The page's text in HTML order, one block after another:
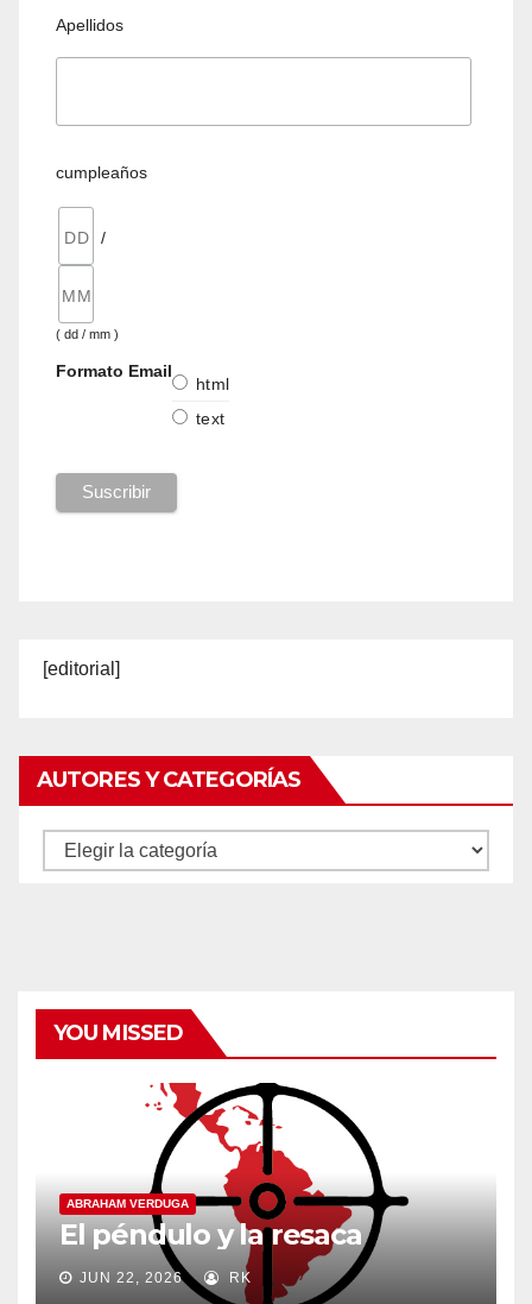
Apellidos
cumpleaños
/
( dd / mm )
Formato Email
html
text
[editorial]
AUTORES Y CATEGORÍAS
Autores
YOU MISSED
ABRAHAM VERDUGA
El péndulo y la resaca
JUN 22, 2026 RK